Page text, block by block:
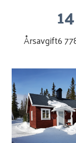
Årsavgift6